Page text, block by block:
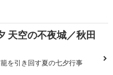
天空の不夜城／秋田
を引き回す夏の七夕行事